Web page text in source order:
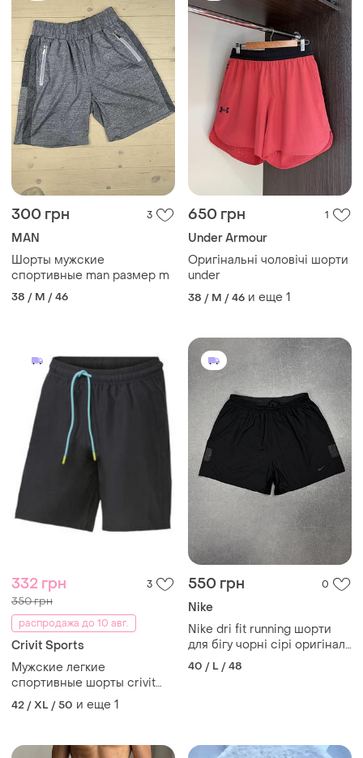
300 грн 3
MAN
Шорты мужские
спортивные man размер m
38 / M / 46
650 грн 1
Under Armour
Оригінальні чоловічі шорти
under
38 / M / 46 и еще 1
332 грн 3
350 грн
распродажа до 10 авг.
Crivit Sports
Мужские легкие
спортивные шорты crivit
sports xl
42 / XL / 50 и еще 1
550 грн 0
Nike
Nike dri fit running шорти
для бігу чорні сірі оригінал l
бігові легкі для тренувань
40 / L / 48